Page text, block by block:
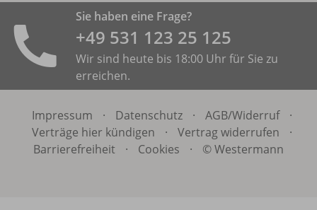
Sie haben eine Frage?
+49 531 ­123 25 125
Wir sind heute bis 18:00 Uhr für Sie zu
erreichen.
Impressum · Datenschutz · AGB/Widerruf
·
Verträge hier kündigen
· Vertrag widerrufen
·
Barrierefreiheit
· Cookies · © Westermann